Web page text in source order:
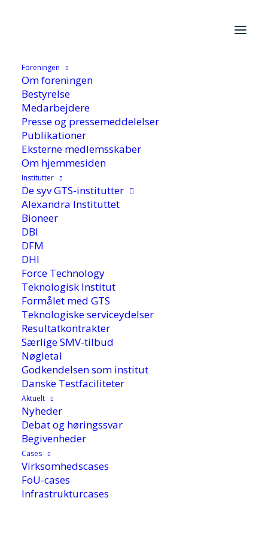
Foreningen
Om foreningen
Bestyrelse
Medarbejdere
Presse og pressemeddelelser
Publikationer
Eksterne medlemsskaber
Om hjemmesiden
Institutter
De syv GTS-institutter
Alexandra Instituttet
Bioneer
DBI
DFM
DHI
Force Technology
Teknologisk Institut
Formålet med GTS
Teknologiske serviceydelser
Resultatkontrakter
Særlige SMV-tilbud
Nøgletal
Godkendelsen som institut
Danske Testfaciliteter
Aktuelt
Nyheder
Debat og høringssvar
Begivenheder
Cases
Virksomhedscases
FoU-cases
Infrastrukturcases
Hjem /Aktuelt/Nyhed
danske SMV’er
Ny missionsbooster er
målrettet danske SMV'er
28. juni 2022
Innovationsfonden lancerer nu
”missionsbooster” med det formål at bane vejen